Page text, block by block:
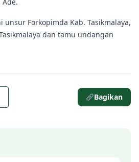
Forkopimda Kab. Tasikmalaya,
dan tamu undangan
Bagikan